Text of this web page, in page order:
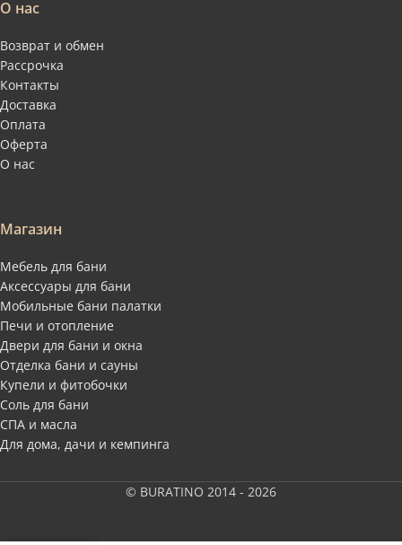
О нас
Возврат и обмен
Рассрочка
Контакты
Доставка
Оплата
Оферта
О нас
Магазин
Мебель для бани
Аксессуары для бани
Мобильные бани палатки
Печи и отопление
Двери для бани и окна
Отделка бани и сауны
Купели и фитобочки
Соль для бани
СПА и масла
Для дома, дачи и кемпинга
© BURATINO 2014 - 2026